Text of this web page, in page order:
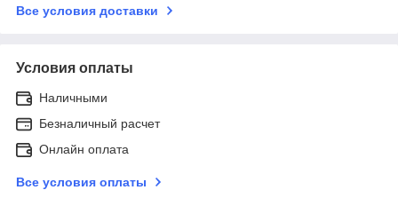
Все условия доставки
Условия оплаты
Наличными
Безналичный расчет
Онлайн оплата
Все условия оплаты